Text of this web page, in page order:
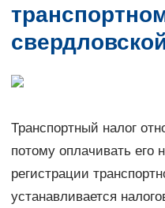
Транспортный налог
потому оплачивать его
регистрации
устанавливается